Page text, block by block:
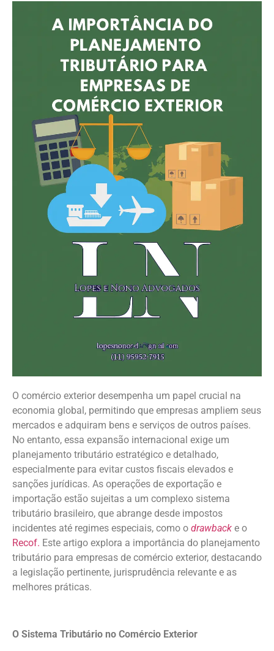
O comércio exterior desempenha um papel crucial na
economia global, permitindo que empresas ampliem seus
mercados e adquiram bens e serviços de outros países.
No entanto, essa expansão internacional exige um
planejamento tributário estratégico e detalhado,
especialmente para evitar custos fiscais elevados e
sanções jurídicas. As operações de exportação e
importação estão sujeitas a um complexo sistema
tributário brasileiro, que abrange desde impostos
incidentes até regimes especiais, como o drawback e o
Recof. Este artigo explora a importância do planejamento
tributário para empresas de comércio exterior, destacando
a legislação pertinente, jurisprudência relevante e as
melhores práticas.
O Sistema Tributário no Comércio Exterior